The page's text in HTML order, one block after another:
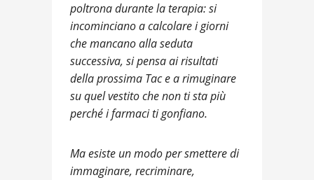
poltrona durante la terapia: si
incominciano a calcolare i giorni
che mancano alla seduta
successiva, si pensa ai risultati
della prossima Tac e a rimuginare
su quel vestito che non ti sta più
perché i farmaci ti gonfiano.
Ma esiste un modo per smettere di
immaginare, recriminare,